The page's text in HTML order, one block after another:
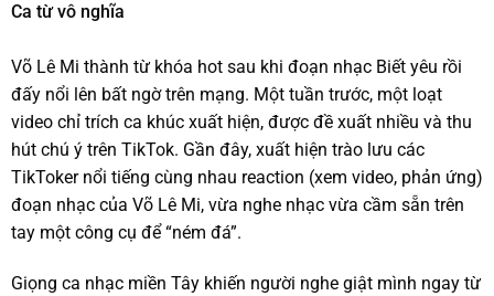
Ca từ vô nghĩa
Võ Lê Mi thành từ khóa hot sau khi đoạn nhạc Biết yêu rồi
đấy nổi lên bất ngờ trên mạng. Một tuần trước, một loạt
video chỉ trích ca khúc xuất hiện, được đề xuất nhiều và thu
hút chú ý trên TikTok. Gần đây, xuất hiện trào lưu các
TikToker nổi tiếng cùng nhau reaction (xem video, phản ứng)
đoạn nhạc của Võ Lê Mi, vừa nghe nhạc vừa cầm sẵn trên
tay một công cụ để “ném đá”.
Giọng ca nhạc miền Tây khiến người nghe giật mình ngay từ